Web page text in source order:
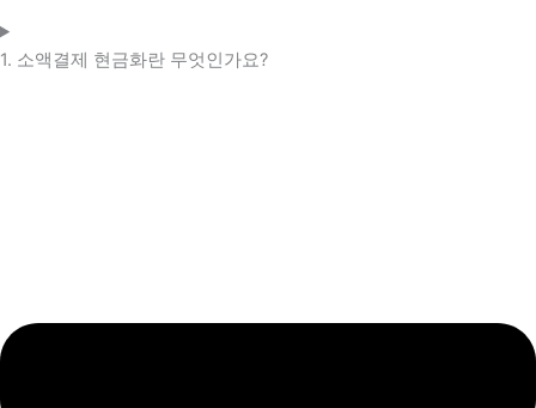
1. 소액결제 현금화란 무엇인가요?